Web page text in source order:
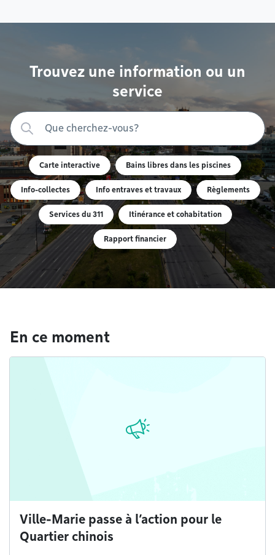
Trouvez une information ou un
service
Carte interactive Bains libres dans les piscines
Info-collectes Info entraves et travaux Règlements
Services du 311 Itinérance et cohabitation
Rapport financier
En ce moment
Ville-Marie passe à l’action pour le
Quartier chinois